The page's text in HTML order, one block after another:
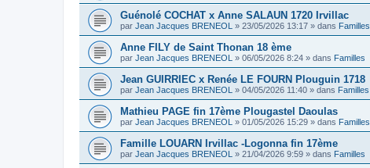
Guénolé COCHAT x Anne SALAUN 1720 Irvillac
par Jean Jacques BRENEOL » 23/05/2026 13:17 » dans Familles
Anne FILY de Saint Thonan 18 ème
par Jean Jacques BRENEOL » 06/05/2026 8:24 » dans Familles
Jean GUIRRIEC x Renée LE FOURN Plouguin 1718
par Jean Jacques BRENEOL » 04/05/2026 11:40 » dans Familles
Mathieu PAGE fin 17ème Plougastel Daoulas
par Jean Jacques BRENEOL » 01/05/2026 15:29 » dans Familles
Famille LOUARN Irvillac -Logonna fin 17ème
par Jean Jacques BRENEOL » 21/04/2026 9:59 » dans Familles